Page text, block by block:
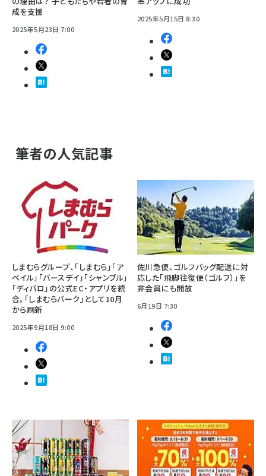
成を支援
2025年5月23日 7:00
2025年5月15日 8:30
筆者の人気記事
しまむらグループ、「しまむら」「ア
ベイル」「バースデイ」「シャンブル」
「ディバロ」の公式EC・アプリを統
合。「しまむらパーク」として10月
から刷新
2025年9月18日 9:00
佐川急便、ゴルフバッグ配送に対
応した「飛脚往復便（ゴルフ）」を
非会員にも開放
6月19日 7:30